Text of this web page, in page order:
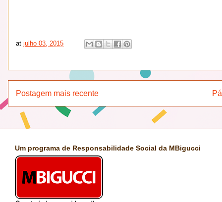
at julho 03, 2015
Postagem mais recente
Um programa de Responsabilidade Social da MBigucci